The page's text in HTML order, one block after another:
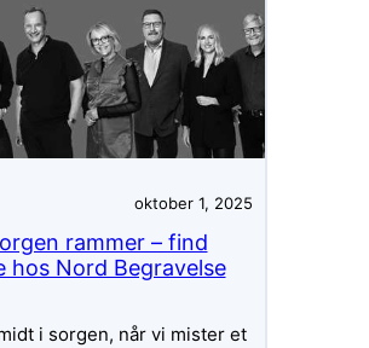
oktober 1, 2025
rammer – find
hos Nord Begravelse
i sorgen, når vi mister et